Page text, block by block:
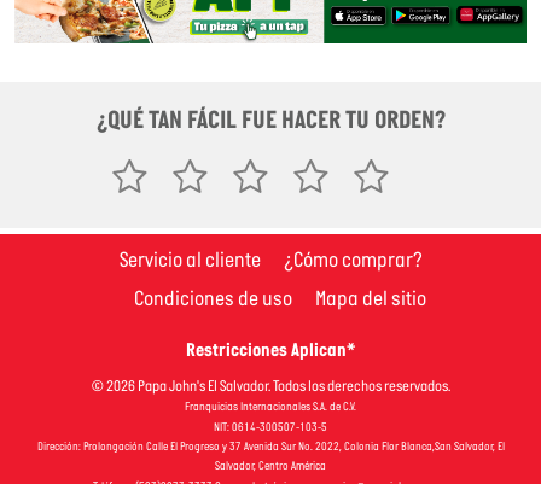
¿QUÉ TAN FÁCIL FUE HACER TU ORDEN?
Servicio al cliente
¿Cómo comprar?
Condiciones de uso
Mapa del sitio
Restricciones Aplican*
© 2026 Papa John's El Salvador. Todos los derechos reservados.
Franquicias Internacionales S.A. de C.V.
NIT: 0614-300507-103-5
Dirección: Prolongación Calle El Progreso y 37 Avenida Sur No. 2022, Colonia Flor Blanca,San Salvador, El
Salvador, Centro América